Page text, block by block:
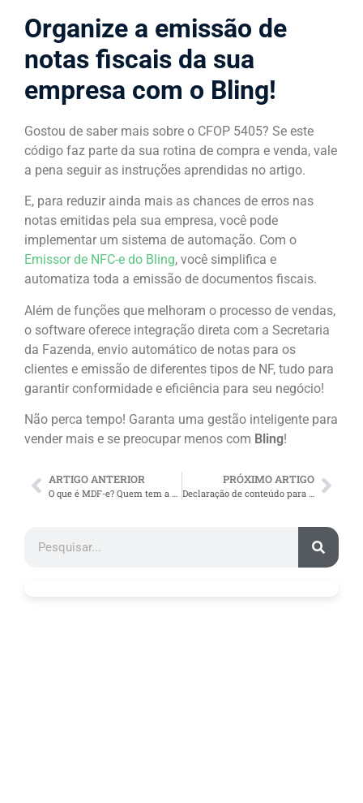
Organize a emissão de
notas fiscais da sua
empresa com o Bling!
Gostou de saber mais sobre o CFOP 5405? Se este
código faz parte da sua rotina de compra e venda, vale
a pena seguir as instruções aprendidas no artigo.
E, para reduzir ainda mais as chances de erros nas
notas emitidas pela sua empresa, você pode
implementar um sistema de automação. Com o
Emissor de NFC-e do Bling, você simplifica e
automatiza toda a emissão de documentos fiscais.
Além de funções que melhoram o processo de vendas,
o software oferece integração direta com a Secretaria
da Fazenda, envio automático de notas para os
clientes e emissão de diferentes tipos de NF, tudo para
garantir conformidade e eficiência para seu negócio!
Não perca tempo! Garanta uma gestão inteligente para
vender mais e se preocupar menos com Bling!
ARTIGO ANTERIOR PRÓXIMO ARTIGO